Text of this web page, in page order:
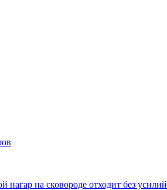
нагар на сковороде отходит без усилий